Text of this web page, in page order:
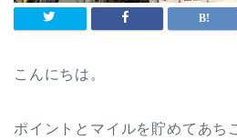
こんにちは。
ポイントとマイルを貯めてあち